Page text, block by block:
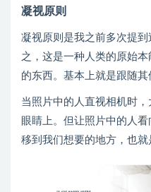
凝视原则
凝视原则是我之前多次提
之，这是一种人类的原始
的东西。基本上就是跟随其
当照片中的人直视相机时
眼睛上。但让照片中的人
移到我们想要的地方，也就